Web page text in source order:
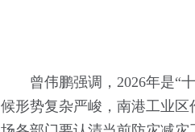
曾伟鹏强调，2026年是“
候形势复杂严峻，南港工业